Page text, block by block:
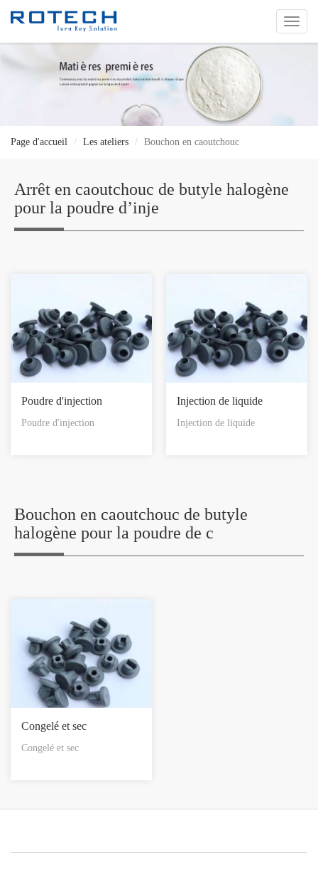
切
换
Page d'accueil Les ateliers Bouchon en caoutchouc
Arrêt en caoutchouc de butyle halogène
pour la poudre d’inje
Poudre d'injection
Poudre d'injection
Injection de liquide
Injection de liquide
Bouchon en caoutchouc de butyle
halogène pour la poudre de c
Congelé et sec
Congelé et sec